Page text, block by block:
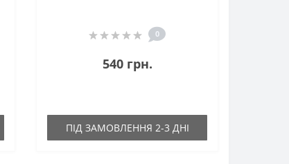
0
540 грн.
ПІД ЗАМОВЛЕННЯ 2-3 ДНІ